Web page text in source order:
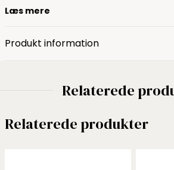
Læs mere
Produkt information
Relaterede
Relaterede produkter